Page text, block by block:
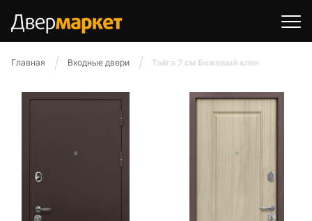
Главная Входные двери Тайга 7 см Бежевый клен